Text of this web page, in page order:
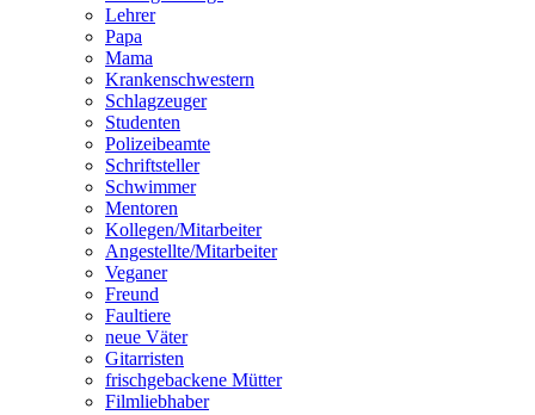
Lehrer
Papa
Mama
Krankenschwestern
Schlagzeuger
Studenten
Polizeibeamte
Schriftsteller
Schwimmer
Mentoren
Kollegen/Mitarbeiter
Angestellte/Mitarbeiter
Veganer
Freund
Faultiere
neue Väter
Gitarristen
frischgebackene Mütter
Filmliebhaber